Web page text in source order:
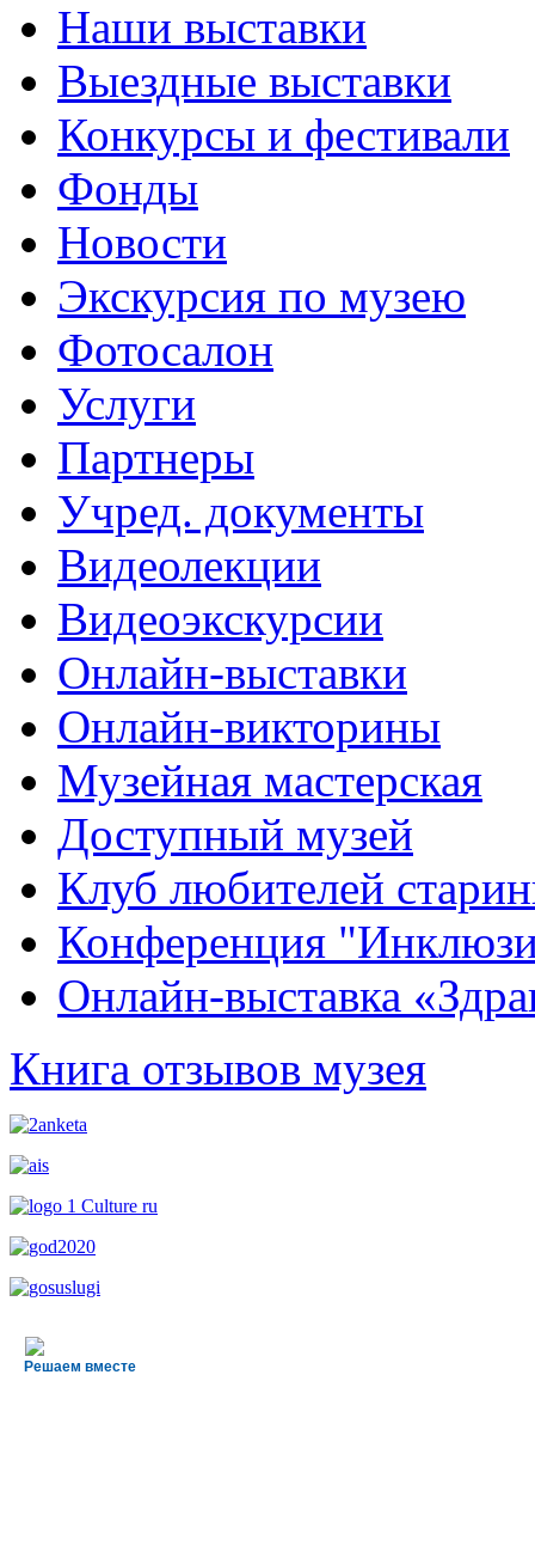
Наши выставки
Выездные выставки
Конкурсы и фестивали
Фонды
Новости
Экскурсия по музею
Фотосалон
Услуги
Партнеры
Учред. документы
Видеолекции
Видеоэкскурсии
Онлайн-выставки
Онлайн-викторины
Музейная мастерская
Доступный музей
Клуб любителей
Конференция
Онлайн-выставка
Книга отзывов музея
Решаем вместе